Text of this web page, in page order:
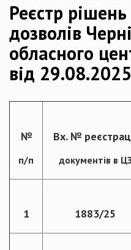
Реєстр
дозволів
обласного
від 29.08.2025
№
п/п
Вх. №
документів в ЦЗ
1 1883/25